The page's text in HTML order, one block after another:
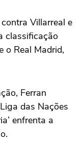
Villarreal e
classificação
o Real Madrid,
Ferran
das Nações
enfrenta a